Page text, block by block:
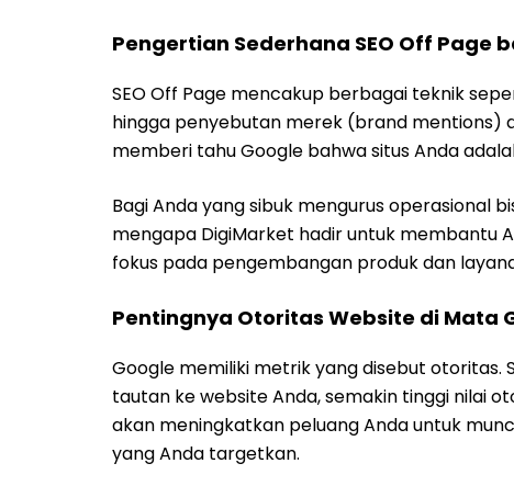
Pengertian Sederhana SEO Off Page
SEO Off Page mencakup berbagai teknik
hingga penyebutan merek (brand mentions)
memberi tahu Google bahwa situs Anda
Bagi Anda yang sibuk mengurus operasional
mengapa DigiMarket hadir untuk membantu
fokus pada pengembangan produk dan
Pentingnya Otoritas Website di Mata
Google memiliki metrik yang disebut
tautan ke website Anda, semakin tinggi nilai
akan meningkatkan peluang Anda untuk
yang Anda targetkan.